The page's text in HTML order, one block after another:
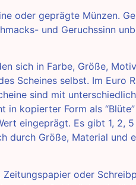
oder geprägte Münzen.
und Geruchssinn
sich in Farbe, Größe,
Scheines selbst. Im Euro
sind mit
kopierter Form als
eingeprägt. Es gibt 1, 2,
durch Größe, Material und
oder